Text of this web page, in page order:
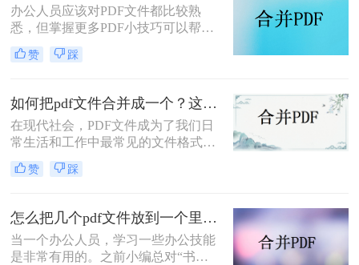
办公人员应该对PDF文件都比较熟
悉，但掌握更多PDF小技巧可以帮助
我们提高工作效率，因此，如果领导
要我们整理一些材料，而且正好这些
把这些材料整合起来。将两个pdf文件
合并成一个是需要使用的操作，目前
仍有许多人工手动进行合并，但为了
提高我们的效率，小编今天分享如何
将两个pdf文件合并成一个的方法。
赞 踩
如何把pdf文件合并成一个？这三个方法收藏起来吧！
在现代社会，PDF文件成为了我们日
常生活和工作中最常见的文件格式之
一。然而，有时候需要把多个PDF文
件合并成一个完整的文档，这可能会
些快速而简便的方法可以帮助我们实
现这个目标，下面一起看看如何把pdf
文件合并成一个吧。
赞 踩
怎么把几个pdf文件放到一个里面？试试这几个方法！
当一个办公人员，学习一些办公技能
是非常有用的。之前小编总对“书到